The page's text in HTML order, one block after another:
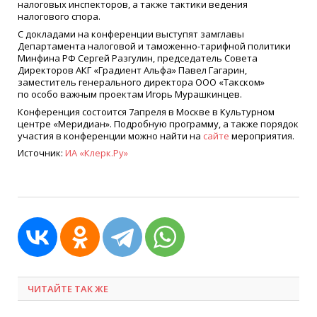
налоговых инспекторов, а также тактики ведения
налогового спора.
С докладами на конференции выступят замглавы
Департамента налоговой и таможенно-тарифной политики
Минфина РФ Сергей Разгулин, председатель Совета
Директоров АКГ «Градиент Альфа» Павел Гагарин,
заместитель генерального директора ООО «Такском»
по особо важным проектам Игорь Мурашкинцев.
Конференция состоится 7апреля в Москве в Культурном
центре «Меридиан». Подробную программу, а также порядок
участия в конференции можно найти на сайте мероприятия.
Источник: ИА «Клерк.Ру»
ЧИТАЙТЕ ТАК ЖЕ